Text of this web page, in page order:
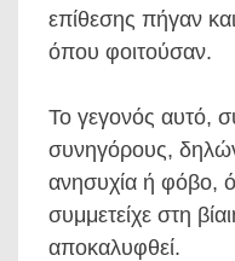
επίθεσης πήγαν
όπου φοιτούσαν.
Το γεγονός αυτό,
συνηγόρους,
ανησυχία ή φόβο,
συμμετείχε στη
αποκαλυφθεί.